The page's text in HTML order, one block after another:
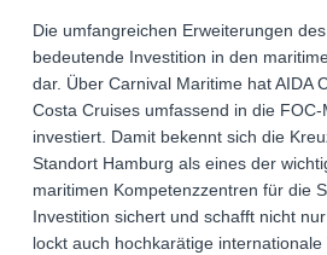
Die umfangreichen Erweiterungen
bedeutende Investition in den
dar. Über Carnival Maritime hat AIDA
Costa Cruises umfassend in die
investiert. Damit bekennt sich die
Standort Hamburg als eines der
maritimen Kompetenzzentren für die
Investition sichert und schafft nicht
lockt auch hochkarätige